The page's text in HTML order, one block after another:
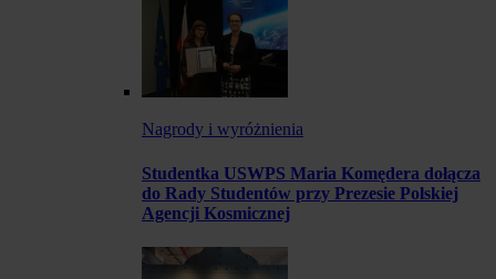
Nagrody i wyróżnienia
Studentka USWPS Maria Komędera dołącza
do Rady Studentów przy Prezesie Polskiej
Agencji Kosmicznej